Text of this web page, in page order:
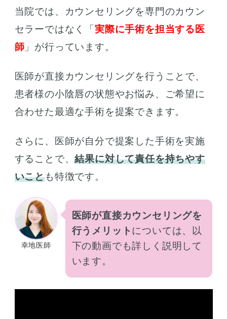
当院では、カウンセリングを専門のカウン
セラーではなく「実際に手術を担当する医
師 」が行っています。
医師が直接カウンセリングを行うことで、
患者様の小陰唇の状態やお悩み、ご希望に
合わせた最適な手術を提案できます。
さらに、医師が自分で提案した手術を実施
することで、結果に対して責任を持ちやす
いことも特徴です。
幸地医師
医師が直接カウンセリングを
行うメリットについては、以
下の動画でも詳しく説明して
います。